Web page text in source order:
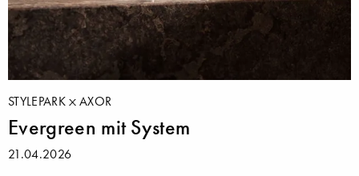
STYLEPARK AXOR
Evergreen mit System
21.04.2026